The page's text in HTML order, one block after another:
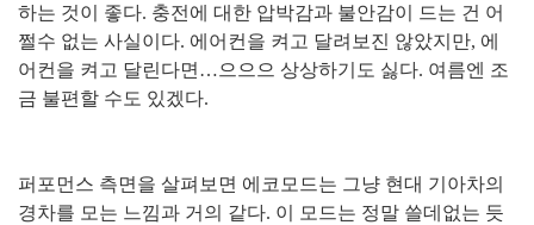
하는 것이 좋다. 충전에 대한 압박감과 불안감이 드는 건 어
쩔수 없는 사실이다. 에어컨을 켜고 달려보진 않았지만, 에
어컨을 켜고 달린다면…으으으 상상하기도 싫다. 여름엔 조
금 불편할 수도 있겠다.
퍼포먼스 측면을 살펴보면 에코모드는 그냥 현대 기아차의
경차를 모는 느낌과 거의 같다. 이 모드는 정말 쓸데없는 듯